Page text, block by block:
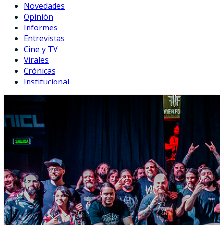
Novedades
Opinión
Informes
Entrevistas
Cine y TV
Virales
Crónicas
Institucional